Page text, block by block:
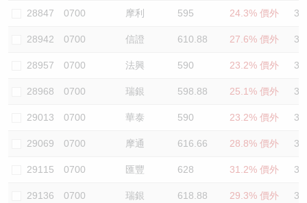
28847 0700 摩利 595 24.3% 價外
28942 0700 信證 610.88 27.6% 價外
28957 0700 法興 590 23.2% 價外
28968 0700 瑞銀 598.88 25.1% 價外
29013 0700 華泰 590 23.2% 價外
29069 0700 摩通 616.66 28.8% 價外
29115 0700 匯豐 628 31.2% 價外
29136 0700 瑞銀 618.88 29.3% 價外